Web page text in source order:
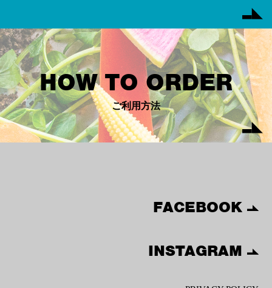
HOW TO ORDER
ご利用方法
FACEBOOK
INSTAGRAM